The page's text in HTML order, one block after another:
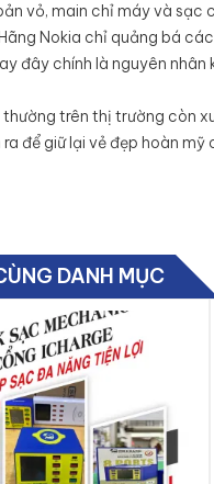
vỏ, main chỉ máy và
Nokia chỉ quảng bá
đây chính là nguyên
trên thị trường còn
để giữ lại vẻ đẹp hoàn mỹ
DANH MỤC